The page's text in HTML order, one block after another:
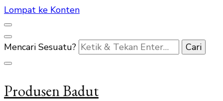
Lompat ke Konten
Mencari Sesuatu?
Produsen Badut